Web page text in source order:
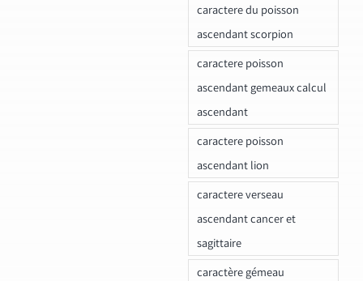
caractere du poisson
ascendant scorpion
caractere poisson
ascendant gemeaux calcul
ascendant
caractere poisson
ascendant lion
caractere verseau
ascendant cancer et
sagittaire
caractère gémeau